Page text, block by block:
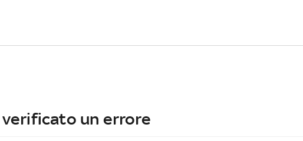
un errore